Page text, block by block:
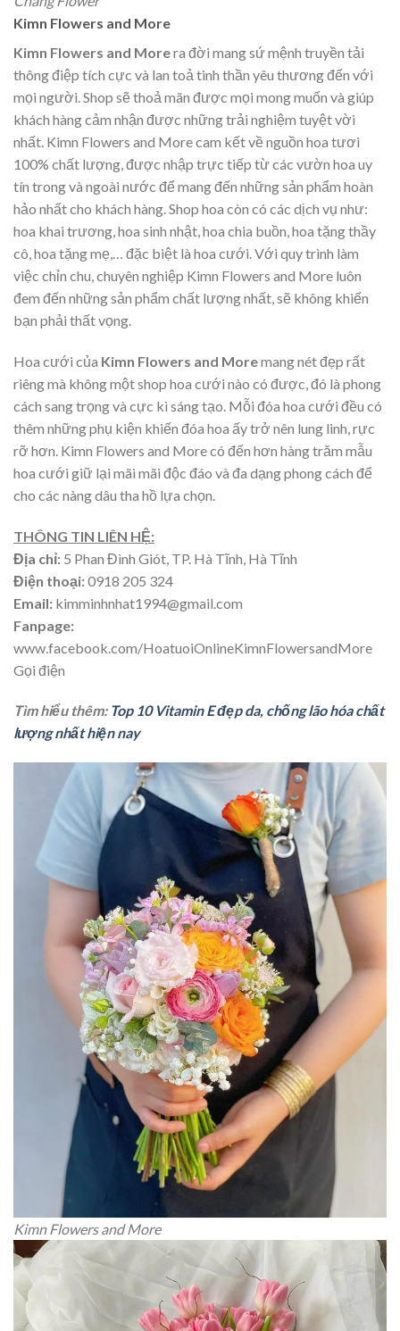
Kimn Flowers and More
Kimn Flowers and Morera đời mang sứ mệnh truyền tải
thông điệp tích cực và lan toả tinh thần yêu thương đến với
mọi người. Shop sẽ thoả mãn được mọi mong muốn và giúp
khách hàng cảm nhận được những trải nghiệm tuyệt vời
nhất. Kimn Flowers and More cam kết về nguồn hoa tươi
100% chất lượng, được nhập trực tiếp từ các vườn hoa uy
tín trong và ngoài nước để mang đến những sản phẩm hoàn
hảo nhất cho khách hàng. Shop hoa còn có các dịch vụ như:
hoa khai trương, hoa sinh nhật, hoa chia buồn, hoa tặng thầy
cô, hoa tặng mẹ,… đặc biệt là hoa cưới. Với quy trình làm
việc chỉn chu, chuyên nghiệp Kimn Flowers and More luôn
đem đến những sản phẩm chất lượng nhất, sẽ không khiến
bạn phải thất vọng.
Hoa cưới của Kimn Flowers and Moremang nét đẹp rất
riêng mà không một shop hoa cưới nào có được, đó là phong
cách sang trọng và cực kì sáng tạo. Mỗi đóa hoa cưới đều có
thêm những phụ kiện khiến đóa hoa ấy trở nên lung linh, rực
rỡ hơn. Kimn Flowers and More có đến hơn hàng trăm mẫu
hoa cưới giữ lại mãi mãi độc đáo và đa dạng phong cách để
cho các nàng dâu tha hồ lựa chọn.
THÔNG TIN LIÊN HỆ:
Địa chỉ: 5 Phan Đình Giót, TP. Hà Tĩnh, Hà Tĩnh
Điện thoại:0918 205 324
Email: kimminhnhat1994@gmail.com
Fanpage:
www.facebook.com/HoatuoiOnlineKimnFlowersandMore
Gọi điện
Tìm hiểu thêm: Top 10 Vitamin E đẹp da, chống lão hóa chất
lượng nhất hiện nay
Kimn Flowers and More